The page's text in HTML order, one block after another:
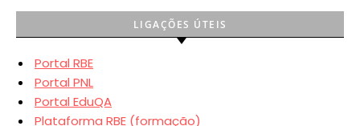
LIGAÇÕES ÚTEIS
Portal RBE
Portal PNL
Portal EduQA
Plataforma RBE (formação)